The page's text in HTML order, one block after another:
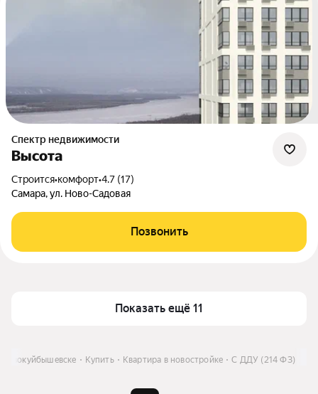
Спектр недвижимости
Высота
Строится•комфорт•4.7 (17)
Самара, ул. Ново-Садовая
Позвонить
Показать ещё 11
С ДДУ (214 ФЗ)
Квартира в новостройке
Купить